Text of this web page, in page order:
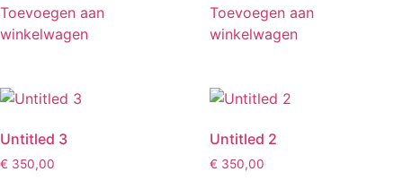
Toevoegen aan
winkelwagen
Toevoegen aan
winkelwagen
Untitled 3
€ 350,00
Untitled 2
€ 350,00